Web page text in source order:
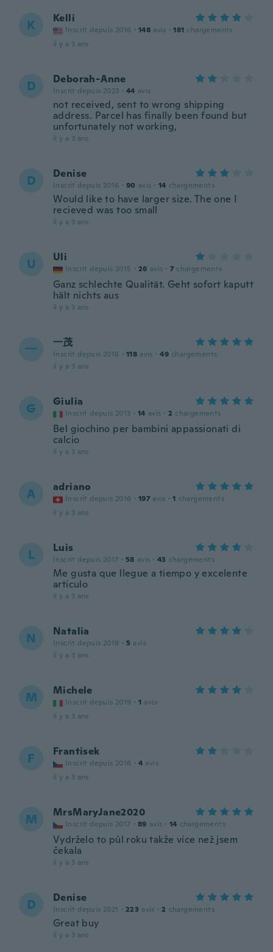
K Kelli
Inscrit depuis 2016 · 148 avis · 181 chargements
il y a 3 ans
D Deborah-Anne
Inscrit depuis 2023 · 44 avis
not received, sent to wrong shipping
address. Parcel has finally been found but
unfortunately not working,
il y a 3 ans
D Denise
Inscrit depuis 2016 · 90 avis · 14 chargements
Would like to have larger size. The one I
recieved was too small
il y a 3 ans
U Uli
Inscrit depuis 2015 · 26 avis · 7 chargements
Ganz schlechte Qualität. Geht sofort kaputt
hält nichts aus
il y a 3 ans
一 一茂
Inscrit depuis 2018 · 118 avis · 49 chargements
il y a 3 ans
G Giulia
Inscrit depuis 2013 · 14 avis · 2 chargements
Bel giochino per bambini appassionati di
calcio
il y a 3 ans
A adriano
Inscrit depuis 2016 · 197 avis · 1 chargements
il y a 3 ans
L Luis
Inscrit depuis 2017 · 58 avis · 43 chargements
Me gusta que llegue a tiempo y excelente
artículo
il y a 3 ans
N Natalia
Inscrit depuis 2019 · 5 avis
il y a 3 ans
M Michele
Inscrit depuis 2019 · 1 avis
il y a 3 ans
F Frantisek
Inscrit depuis 2016 · 4 avis
il y a 3 ans
M MrsMaryJane2020
Inscrit depuis 2017 · 89 avis · 14 chargements
Vydrželo to půl roku takže více než jsem
čekala
il y a 3 ans
D Denise
Inscrit depuis 2021 · 223 avis · 2 chargements
Great buy
il y a 3 ans